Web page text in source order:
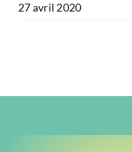
27 avril 2020